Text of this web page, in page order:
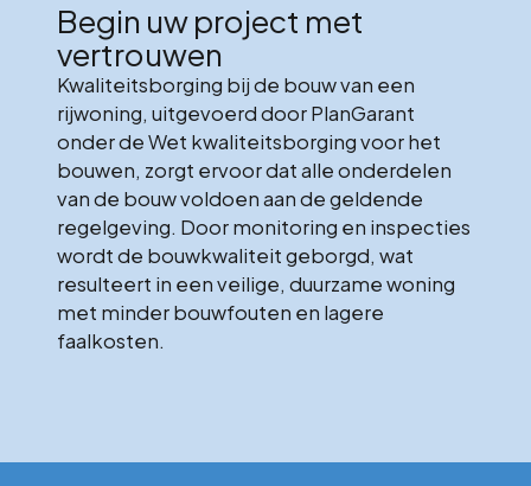
Begin uw project met
vertrouwen
Kwaliteitsborging bij de bouw van een
rijwoning, uitgevoerd door PlanGarant
onder de Wet kwaliteitsborging voor het
bouwen, zorgt ervoor dat alle onderdelen
van de bouw voldoen aan de geldende
regelgeving. Door monitoring en inspecties
wordt de bouwkwaliteit geborgd, wat
resulteert in een veilige, duurzame woning
met minder bouwfouten en lagere
faalkosten.